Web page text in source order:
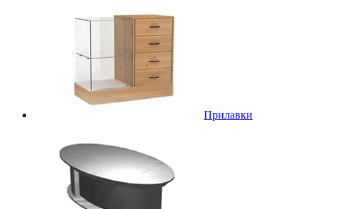
Прилавки